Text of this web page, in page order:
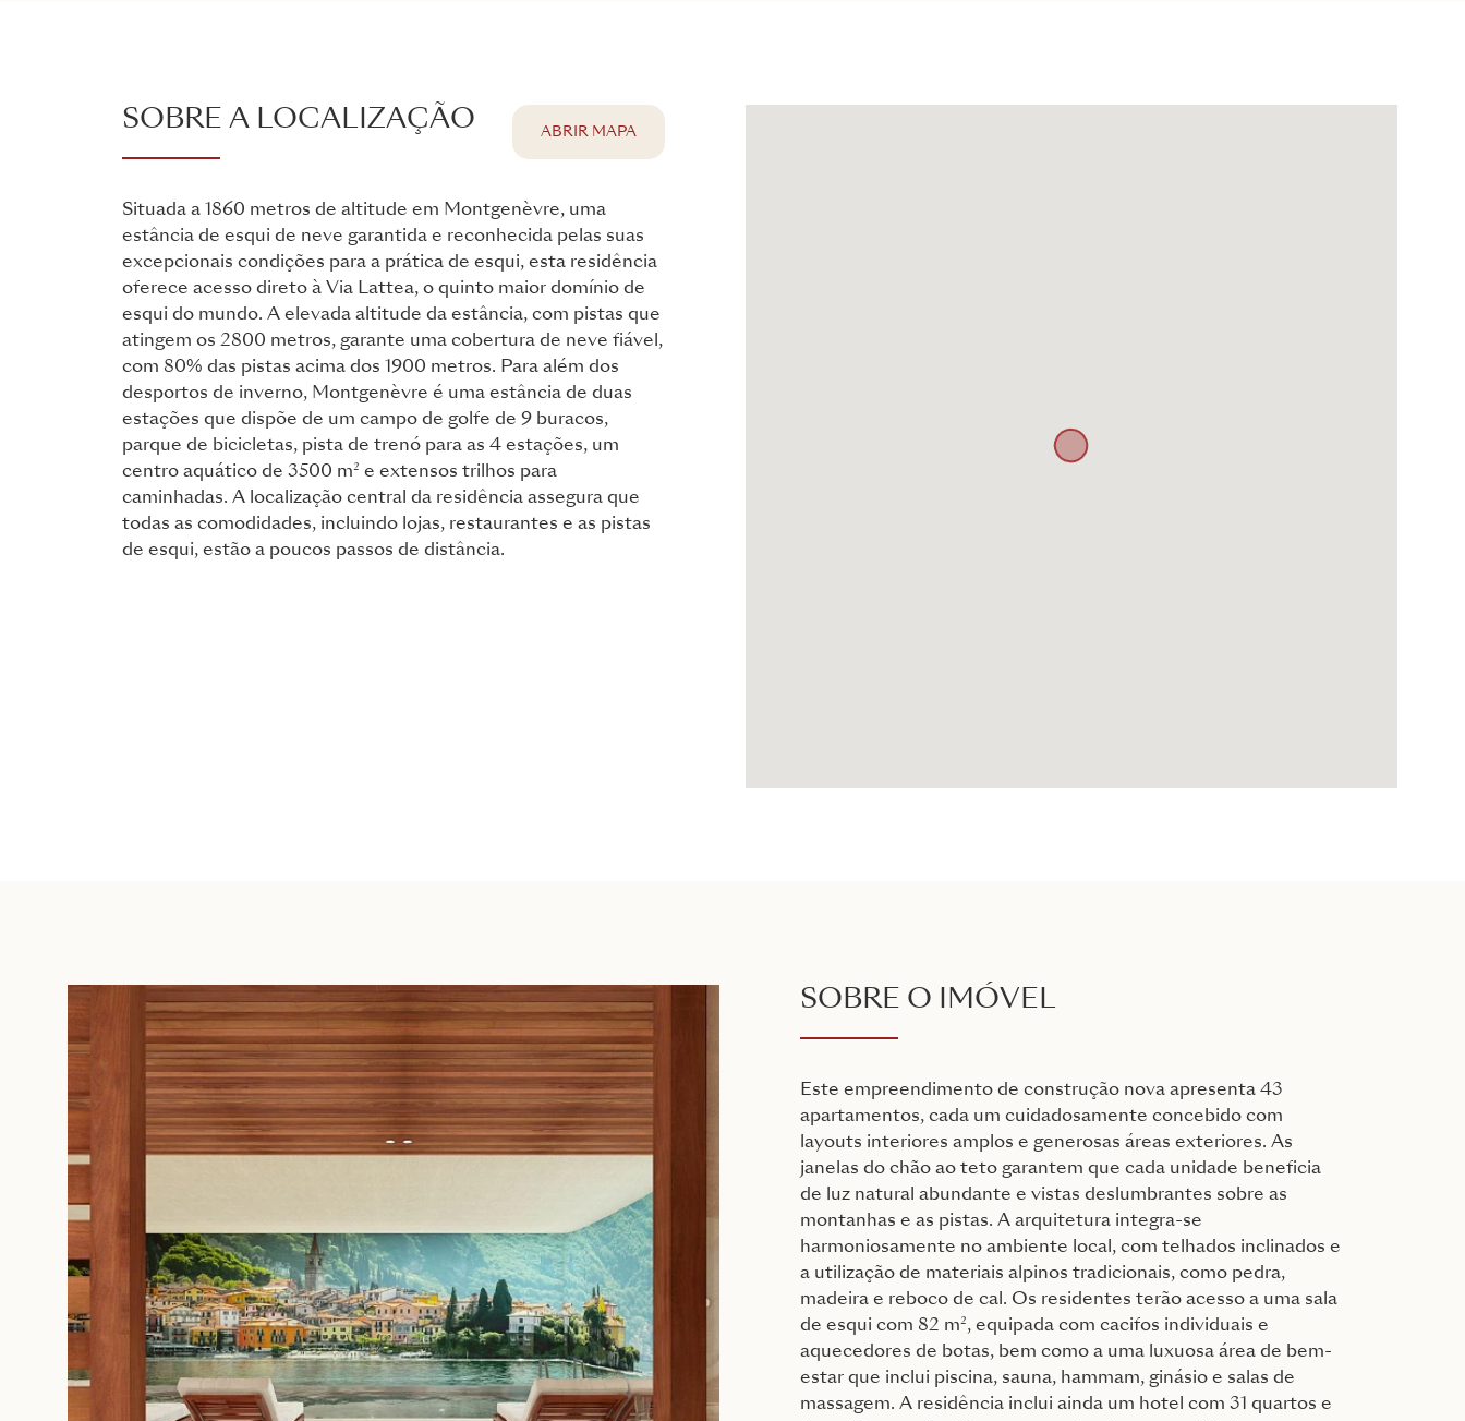
SOBRE A LOCALIZAÇÃO
Situada a 1860 metros de altitude em Montgenèvre, uma
estância de esqui de neve garantida e reconhecida pelas suas
excepcionais condições para a prática de esqui, esta residência
oferece acesso direto à Via Lattea, o quinto maior domínio de
esqui do mundo. A elevada altitude da estância, com pistas que
atingem os 2800 metros, garante uma cobertura de neve fiável,
com 80% das pistas acima dos 1900 metros. Para além dos
desportos de inverno, Montgenèvre é uma estância de duas
estações que dispõe de um campo de golfe de 9 buracos,
parque de bicicletas, pista de trenó para as 4 estações, um
centro aquático de 3500 m² e extensos trilhos para
caminhadas. A localização central da residência assegura que
todas as comodidades, incluindo lojas, restaurantes e as pistas
de esqui, estão a poucos passos de distância.
ABRIR MAPA
SOBRE O IMÓVEL
Este empreendimento de construção nova apresenta 43
apartamentos, cada um cuidadosamente concebido com
layouts interiores amplos e generosas áreas exteriores. As
janelas do chão ao teto garantem que cada unidade beneficia
de luz natural abundante e vistas deslumbrantes sobre as
montanhas e as pistas. A arquitetura integra-se
harmoniosamente no ambiente local, com telhados inclinados e
a utilização de materiais alpinos tradicionais, como pedra,
madeira e reboco de cal. Os residentes terão acesso a uma sala
de esqui com 82 m², equipada com cacifos individuais e
aquecedores de botas, bem como a uma luxuosa área de bem-
estar que inclui piscina, sauna, hammam, ginásio e salas de
massagem. A residência inclui ainda um hotel com 31 quartos e